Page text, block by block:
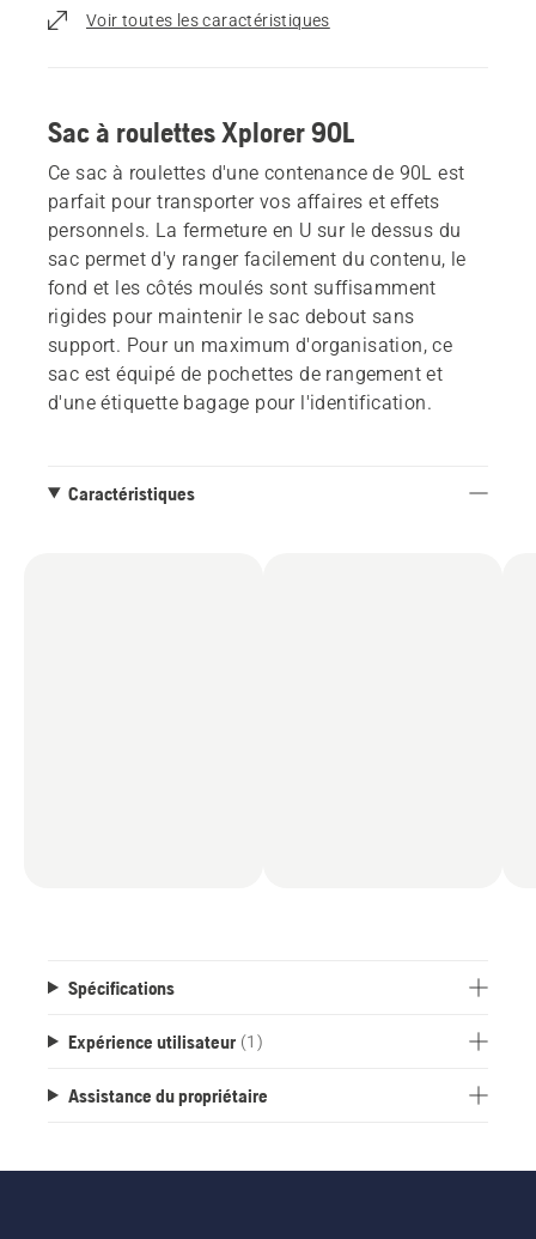
Voir toutes les caractéristiques
Sac à roulettes Xplorer 90L
Ce sac à roulettes d'une contenance de 90L est
parfait pour transporter vos affaires et effets
personnels. La fermeture en U sur le dessus du
sac permet d'y ranger facilement du contenu, le
fond et les côtés moulés sont suffisamment
rigides pour maintenir le sac debout sans
support. Pour un maximum d'organisation, ce
sac est équipé de pochettes de rangement et
d'une étiquette bagage pour l'identification.
Caractéristiques
Spécifications
Expérience utilisateur (1)
Assistance du propriétaire